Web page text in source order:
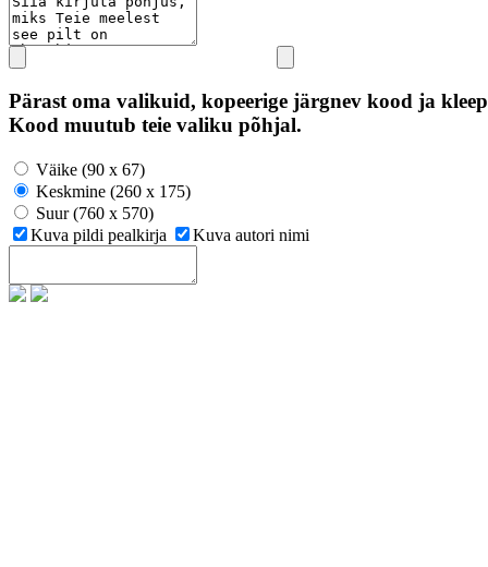
Pärast oma valikuid, kopeerige järgnev kood ja
Kood muutub teie valiku põhjal.
Väike (90 x 67)
Keskmine (260 x 175)
Suur (760 x 570)
Kuva pildi pealkirja
Kuva autori nimi